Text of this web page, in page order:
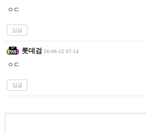
ㅇㄷ
답글
롯데검 26-06-12 07:14
ㅇㄷ
답글